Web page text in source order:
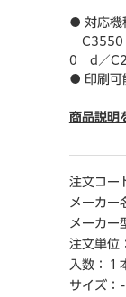
● 対応
C3550
0 d／
● 印刷可
※ブラッ
0%、カ
連続プリ
能ペ―ジ
プリント
がありま
【デジタ
商品説明
注文コー
メーカー
メーカー
注文単位
入数：
１
サイズ： -